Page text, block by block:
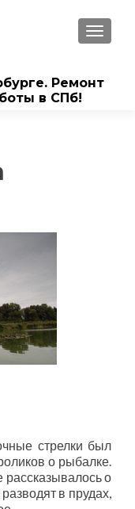
Ремонт
в СПб!
стрелки был
о рыбалке.
рассказывалось о
в прудах,